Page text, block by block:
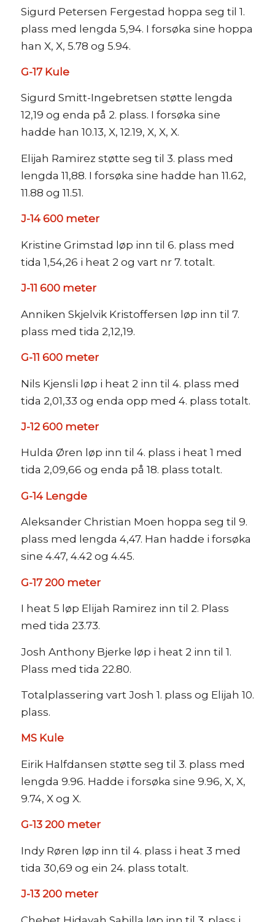
Sigurd Petersen Fergestad hoppa seg til 1.
plass med lengda 5,94. I forsøka sine hoppa
han X, X, 5.78 og 5.94.
G-17 Kule
Sigurd Smitt-Ingebretsen støtte lengda
12,19 og enda på 2. plass. I forsøka sine
hadde han 10.13, X, 12.19, X, X, X.
Elijah Ramirez støtte seg til 3. plass med
lengda 11,88. I forsøka sine hadde han 11.62,
11.88 og 11.51.
J-14 600 meter
Kristine Grimstad løp inn til 6. plass med
tida 1,54,26 i heat 2 og vart nr 7. totalt.
J-11 600 meter
Anniken Skjelvik Kristoffersen løp inn til 7.
plass med tida 2,12,19.
G-11 600 meter
Nils Kjensli løp i heat 2 inn til 4. plass med
tida 2,01,33 og enda opp med 4. plass totalt.
J-12 600 meter
Hulda Øren løp inn til 4. plass i heat 1 med
tida 2,09,66 og enda på 18. plass totalt.
G-14 Lengde
Aleksander Christian Moen hoppa seg til 9.
plass med lengda 4,47. Han hadde i forsøka
sine 4.47, 4.42 og 4.45.
G-17 200 meter
I heat 5 løp Elijah Ramirez inn til 2. Plass
med tida 23.73.
Josh Anthony Bjerke løp i heat 2 inn til 1.
Plass med tida 22.80.
Totalplassering vart Josh 1. plass og Elijah 10.
plass.
MS Kule
Eirik Halfdansen støtte seg til 3. plass med
lengda 9.96. Hadde i forsøka sine 9.96, X, X,
9.74, X og X.
G-13 200 meter
Indy Røren løp inn til 4. plass i heat 3 med
tida 30,69 og ein 24. plass totalt.
J-13 200 meter